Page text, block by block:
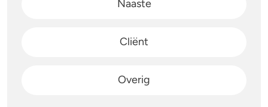
Naaste
Cliënt
Overig